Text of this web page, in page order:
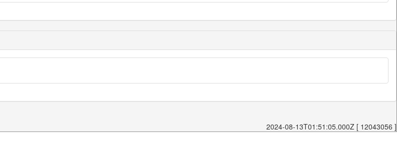
2024-08-13T01:51:05.000Z [ 12043056 ]